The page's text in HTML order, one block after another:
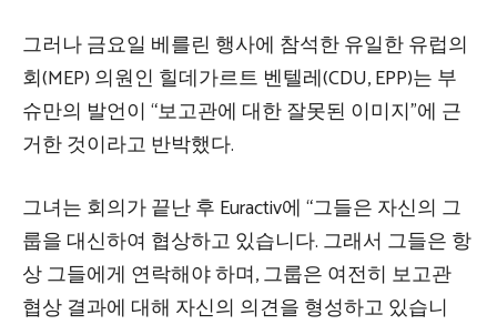
그러나 금요일 베를린 행사에 참석한 유일한 유럽의
회(MEP) 의원인 힐데가르트 벤텔레(CDU, EPP)는 부
슈만의 발언이 “보고관에 대한 잘못된 이미지”에 근
거한 것이라고 반박했다.
그녀는 회의가 끝난 후 Euractiv에 “그들은 자신의 그
룹을 대신하여 협상하고 있습니다. 그래서 그들은 항
상 그들에게 연락해야 하며, 그룹은 여전히 ​​보고관
협상 결과에 대해 자신의 의견을 형성하고 있습니